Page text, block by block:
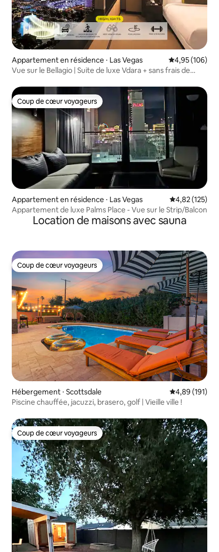
Appartement en résidence ⋅ Las Vegas Évaluation
4,95 (106)
Vue sur le Bellagio | Suite de luxe Vdara + sans frais de
Coup de cœur voyageurs
Coup de cœur voyageurs
Appartement en résidence ⋅ Las Vegas Évaluation
4,82 (125)
Appartement de luxe Palms Place - Vue sur le Strip/Balcon
Location de maisons avec sauna
Coup de cœur voyageurs
Coup de cœur voyageurs
Hébergement ⋅ Scottsdale Évaluation
4,89 (191)
Piscine chauffée, jacuzzi, brasero, golf | Vieille ville !
Coup de cœur voyageurs
Coup de cœur voyageurs